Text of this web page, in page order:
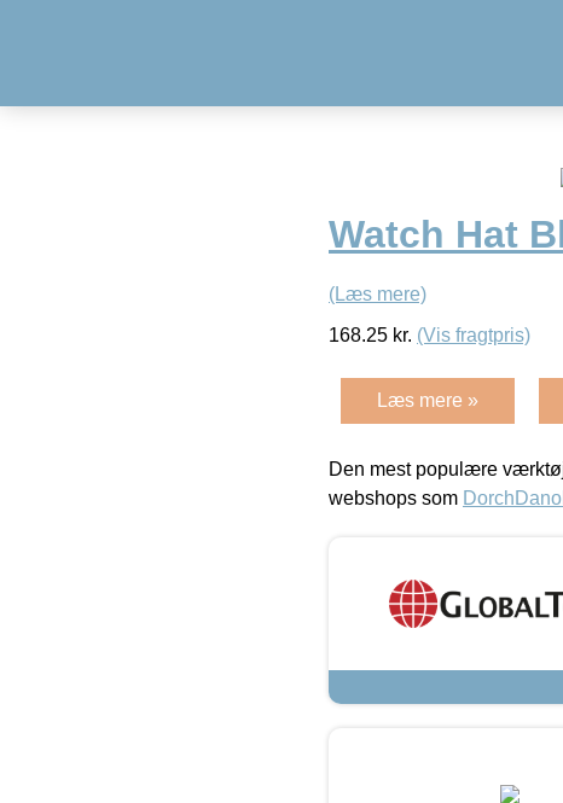
Watch Hat
(Læs mere)
168.25 kr. (Vis fragtpris)
Læs mere »
Den mest populære
webshops som